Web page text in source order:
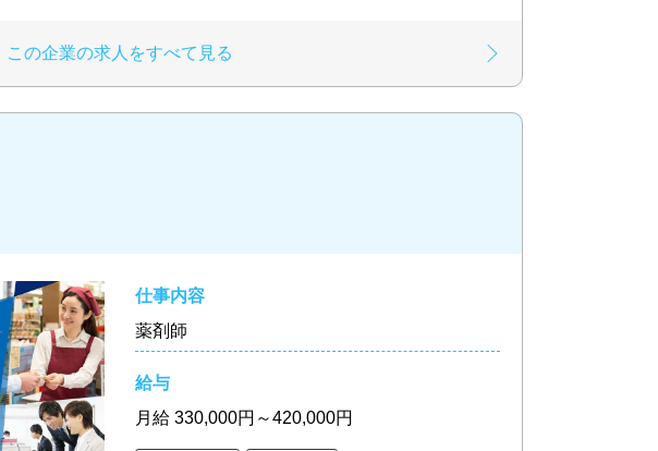
この企業の求人をすべて見る
仕事内容
薬剤師
給与
月給 330,000円～420,000円